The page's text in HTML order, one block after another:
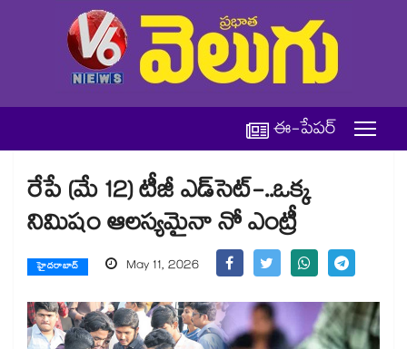
ఈ-పేపర్
రేపే (మే 12) టీజీ ఎడ్‌‌‌‌‌‌‌‌సెట్‌‌‌‌-..ఒక్క
నిమిషం ఆలస్యమైనా నో ఎంట్రీ
హైదరాబాద్ May 11, 2026